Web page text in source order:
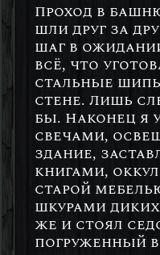
Проход в
шли друг за
шаг в
всё, что
стальные
стене. Лишь
бы. Наконец я
свечами,
здание,
книгами,
старой
шкурами
же и стоял
погруженный